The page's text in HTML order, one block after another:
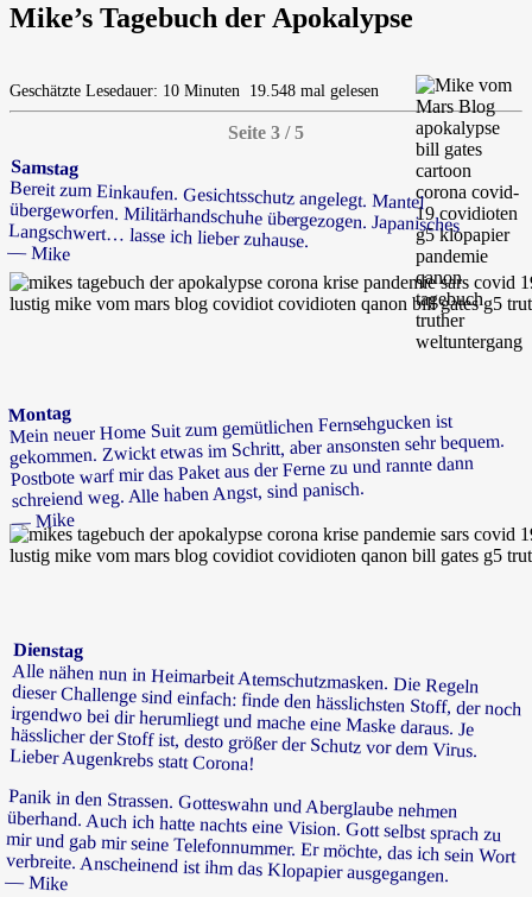
Mike’s Tagebuch der Apokalypse
Geschätzte Lesedauer: 10 Minuten 19.548 mal gelesen
Seite 3 / 5
Samstag
Bereit zum Einkaufen. Gesichtsschutz angelegt. Mantel
übergeworfen. Militärhandschuhe übergezogen. Japanisches
Langschwert… lasse ich lieber zuhause.
— Mike
Montag
Mein neuer Home Suit zum gemütlichen Fernsehgucken ist
gekommen. Zwickt etwas im Schritt, aber ansonsten sehr bequem.
Postbote warf mir das Paket aus der Ferne zu und rannte dann
schreiend weg. Alle haben Angst, sind panisch.
— Mike
Dienstag
Alle nähen nun in Heimarbeit Atemschutzmasken. Die Regeln
dieser Challenge sind einfach: finde den hässlichsten Stoff, der noch
irgendwo bei dir herumliegt und mache eine Maske daraus. Je
hässlicher der Stoff ist, desto größer der Schutz vor dem Virus.
Lieber Augenkrebs statt Corona!
Panik in den Strassen. Gotteswahn und Aberglaube nehmen
überhand. Auch ich hatte nachts eine Vision. Gott selbst sprach zu
mir und gab mir seine Telefonnummer. Er möchte, das ich sein Wort
verbreite. Anscheinend ist ihm das Klopapier ausgegangen.
— Mike